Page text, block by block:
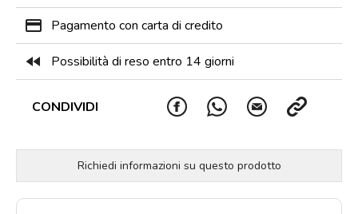
payment Pagamento con carta di credito
fast_rewind Possibilità di reso entro 14 giorni
CONDIVIDI
Richiedi informazioni su questo prodotto